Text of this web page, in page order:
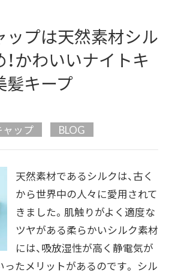
ップは天然素材シル
かわいいナイトキ
髪キープ
ャップ BLOG
天然素材であるシルクは、古く
から世界中の人々に愛用されて
きました。肌触りがよく適度な
ツヤがある柔らかいシルク素材
には、吸放湿性が高く静電気が
たメリットがあるのです。 シル